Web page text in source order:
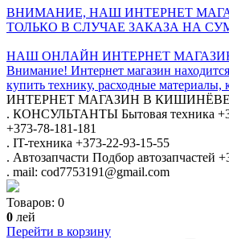
ВНИМАНИЕ, НАШ ИНТЕРНЕТ
ТОЛЬКО В СЛУЧАЕ ЗАКАЗА НА
НАШ ОНЛАЙН ИНТЕРНЕТ МАГАЗИН
Внимание! Интернет магазин
купить технику, расходные
ИНТЕРНЕТ МАГАЗИН В КИШИНЁВЕ
. КОНСУЛЬТАНТЫ Бытовая техника
+373-78-181-181
. IT-техника +373-22-93-15-55
. Автозапчасти Подбор автозапчастей
. mail: cod7753191@gmail.com
Товаров: 0
0 лей
Перейти в корзину